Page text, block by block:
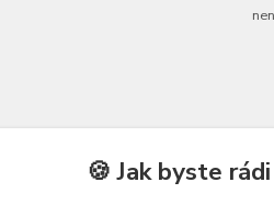
🍪 Jak byste